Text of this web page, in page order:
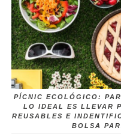
PÍCNIC ECOLÓGICO:
LO IDEAL ES LLEVAR
REUSABLES E
BOLSA